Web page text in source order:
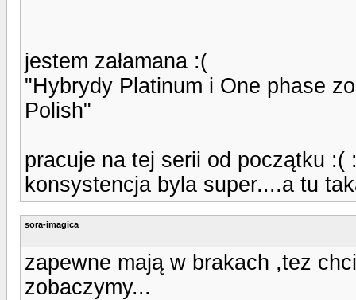
jestem załamana :(
"Hybrydy Platinum i One phase
Polish"
pracuje na tej serii od początku :(
konsystencja byla super....a tu
sora-imagica
zapewne mają w brakach ,tez
zobaczymy...